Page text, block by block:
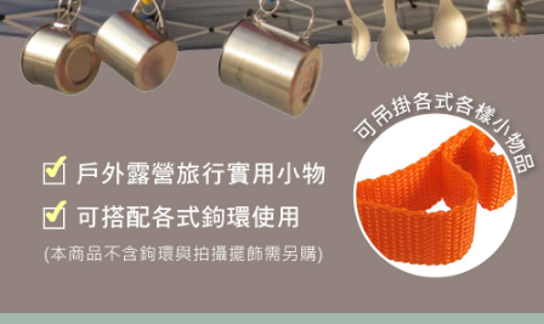
【注意事項】
１．透過由恩沛科技股份有限公司提供之「AFTEE先享後付」服務完成之交
易，需依本服務之必要範圍內提供個人資料，並將交易相關給付款項請求債
權轉讓予恩沛科技股份有限公司。
２．關於個人資料處理事宜，請瀏覽以下網址：
３．未成年的使用者請事先徵得法定代理人或監護人之同意方可使用
「AFTEE先享後付」，若未經同意申辦者引起之損失，本公司不負相關責
４．使用「AFTEE先享後付」時，將依據個別帳號之用戶狀況，依本公司即
時審查核予不同之上限額度；若仍有額度不足之情形，本公司將視審查結果
請求用戶進行身份認證。
免運費
貨到付款
每筆NT$130，滿NT$3,000(含以上)免運費